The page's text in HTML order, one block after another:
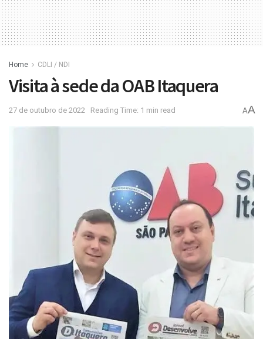
Home CDLI / NDI
Visita à sede da OAB Itaquera
27 de outubro de 2022 Reading Time: 1 min read AA